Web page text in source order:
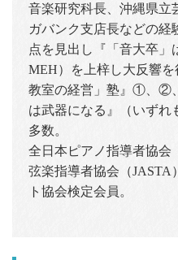
音楽研究科長、沖縄県立
ガバンク支店長などの経
点を見出し『「音大卒」
MEH）を上梓し大反響
教室の経営」塾』①、②
は武器になる』（いずれ
多数。
全日本ピアノ指導者協会
弦楽指導者協会（JASTA
ト協会検定会員。